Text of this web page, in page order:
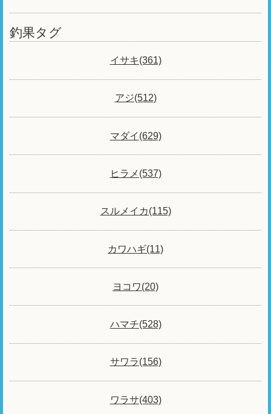
釣果タグ
イサキ(361)
アジ(512)
マダイ(629)
ヒラメ(537)
スルメイカ(115)
カワハギ(11)
ヨコワ(20)
ハマチ(528)
サワラ(156)
ワラサ(403)